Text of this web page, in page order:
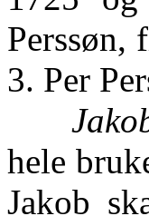
Perssøn,
3. Per
hele
Jakob